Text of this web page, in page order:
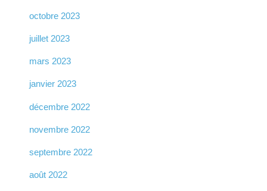
octobre 2023
juillet 2023
mars 2023
janvier 2023
décembre 2022
novembre 2022
septembre 2022
août 2022